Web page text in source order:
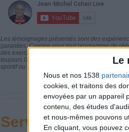
Le
Nous et nos 1538
cookies, et traitons des
envoyées par un appareil
contenu, des études
et nous-mêmes pouvons
En cliquant, vous pouvez
Les témoignages présentés sont des
garanties. Comme pour tout programme de
des exercices physiques réguliers sont
toujours l'avis de votre médecin traitant avant
sportif ou de modifier vos habitudes
Service-client &